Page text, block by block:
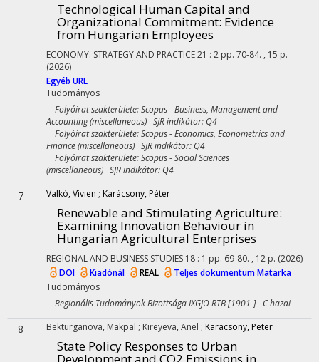
Technological Human Capital and
Organizational Commitment: Evidence
from Hungarian Employees
ECONOMY: STRATEGY AND PRACTICE21 : 2 pp. 70-84. , 15 p.
(2026)
Egyéb URL
Tudományos
Folyóirat szakterülete: Scopus - Business, Management and
Accounting (miscellaneous) SJR indikátor: Q4
Folyóirat szakterülete: Scopus - Economics, Econometrics and
Finance (miscellaneous) SJR indikátor: Q4
Folyóirat szakterülete: Scopus - Social Sciences
(miscellaneous) SJR indikátor: Q4
7 Valkó, Vivien ; Karácsony, Péter
Renewable and Stimulating Agriculture:
Examining Innovation Behaviour in
Hungarian Agricultural Enterprises
REGIONAL AND BUSINESS STUDIES 18 : 1 pp. 69-80. , 12 p. (2026)
DOI
Kiadónál REAL Teljes dokumentumMatarka
Tudományos
Regionális Tudományok Bizottsága IXGJO RTB [1901-] C hazai
8 Bekturganova, Makpal ; Kireyeva, Anel ; Karacsony, Peter
State Policy Responses to Urban